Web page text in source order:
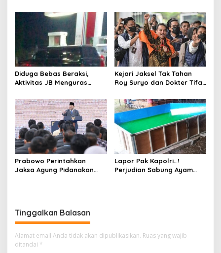
hingga Usut Dugaan Beking
Tulungagung Tuai Sorotan
Diduga Bebas Beraksi,
Aktivitas JB Menguras
Bojonegoro Jadi Sorotan
Warga
Kejari Jaksel Tak Tahan
Roy Suryo dan Dokter Tifa,
Keluarga dan Kepastian
Hukum
Prabowo Perintahkan
Jaksa Agung Pidanakan
Lapor Pak Kapolri…!
Perjudian Sabung Ayam
Tinggalkan Balasan
Alamat email Anda tidak akan dipublikasikan. Ruas yang wajib
ditandai *